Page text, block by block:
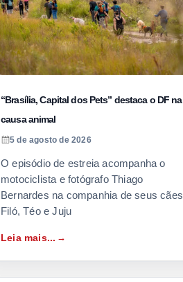
“Brasília, Capital dos Pets” destaca o DF na
causa animal
5 de agosto de 2026
O episódio de estreia acompanha o
motociclista e fotógrafo Thiago
Bernardes na companhia de seus cães
Filó, Téo e Juju
Leia mais...